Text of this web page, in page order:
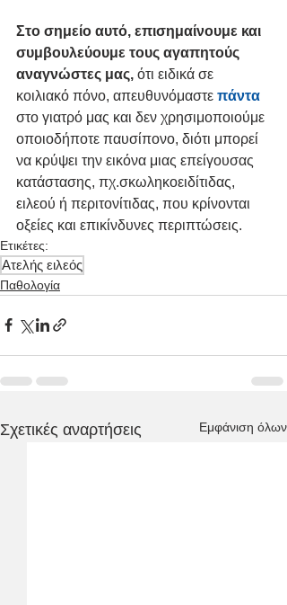
Στο σημείο αυτό, επισημαίνουμε και
συμβουλεύουμε τους αγαπητούς
αναγνώστες μας, ότι ειδικά σε
κοιλιακό πόνο, απευθυνόμαστε πάντα
στο γιατρό μας και δεν χρησιμοποιούμε
οποιοδήποτε παυσίπονο, διότι μπορεί
να κρύψει την εικόνα μιας επείγουσας
κατάστασης, πχ.σκωληκοειδίτιδας,
ειλεού ή περιτονίτιδας, που κρίνονται
οξείες και επικίνδυνες περιπτώσεις.
Ετικέτες:
Ατελής ειλεός
Παθολογία
Σχετικές αναρτήσεις Εμφάνιση όλων